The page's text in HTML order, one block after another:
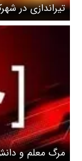
تیراندازی در
مرگ معلم و